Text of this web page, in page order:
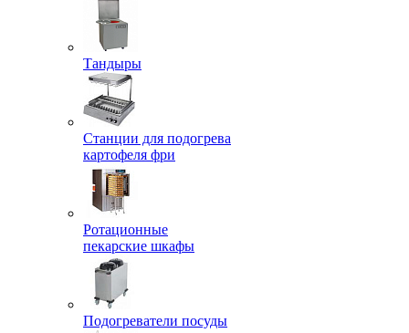
Тандыры
Станции для подогрева
картофеля фри
Ротационные
пекарские шкафы
Подогреватели посуды